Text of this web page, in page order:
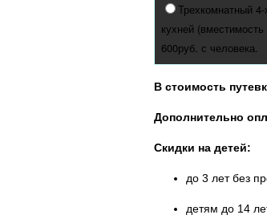
Трехкомнатный
кухней
600руб. с человека.
В стоимость
Дополнительно
Скидки на детей:
до 3 лет без
детям до 14